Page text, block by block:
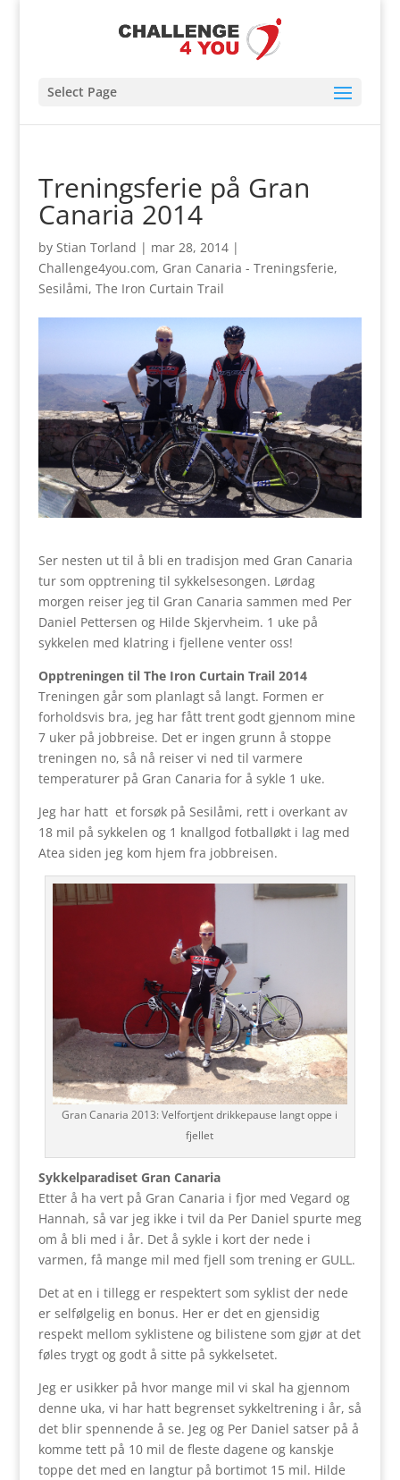
Select Page
Treningsferie på Gran
Canaria 2014
by Stian Torland | mar 28, 2014|
Challenge4you.com, Gran Canaria - Treningsferie,
Sesilåmi, The Iron Curtain Trail
Ser nesten ut til å bli en tradisjon med Gran Canaria
tur som opptrening til sykkelsesongen. Lørdag
morgen reiser jeg til Gran Canaria sammen med Per
Daniel Pettersen og Hilde Skjervheim. 1 uke på
sykkelen med klatring i fjellene venter oss!
Opptreningen til The Iron Curtain Trail 2014
Treningen går som planlagt så langt. Formen er
forholdsvis bra, jeg har fått trent godt gjennom mine
7 uker på jobbreise. Det er ingen grunn å stoppe
treningen no, så nå reiser vi ned til varmere
temperaturer på Gran Canaria for å sykle 1 uke.
Jeg har hatt et forsøk på Sesilåmi, rett i overkant av
18 mil på sykkelen og 1 knallgod fotballøkt i lag med
Atea siden jeg kom hjem fra jobbreisen.
Gran Canaria 2013: Velfortjent drikkepause langt oppe i
fjellet
Sykkelparadiset Gran Canaria
Etter å ha vert på Gran Canaria i fjor med Vegard og
Hannah, så var jeg ikke i tvil da Per Daniel spurte meg
om å bli med i år. Det å sykle i kort der nede i
varmen, få mange mil med fjell som trening er GULL.
Det at en i tillegg er respektert som syklist der nede
er selfølgelig en bonus. Her er det en gjensidig
respekt mellom syklistene og bilistene som gjør at det
føles trygt og godt å sitte på sykkelsetet.
Jeg er usikker på hvor mange mil vi skal ha gjennom
denne uka, vi har hatt begrenset sykkeltrening i år, så
det blir spennende å se. Jeg og Per Daniel satser på å
komme tett på 10 mil de fleste dagene og kanskje
toppe det med en langtur på bortimot 15 mil. Hilde